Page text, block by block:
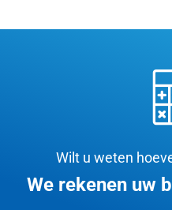
Wilt u weten
We rekenen uw